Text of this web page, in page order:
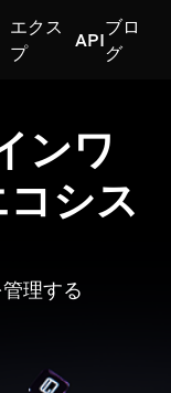
エクス
プ
API
ブロ
グ
ンワ
シス
理する